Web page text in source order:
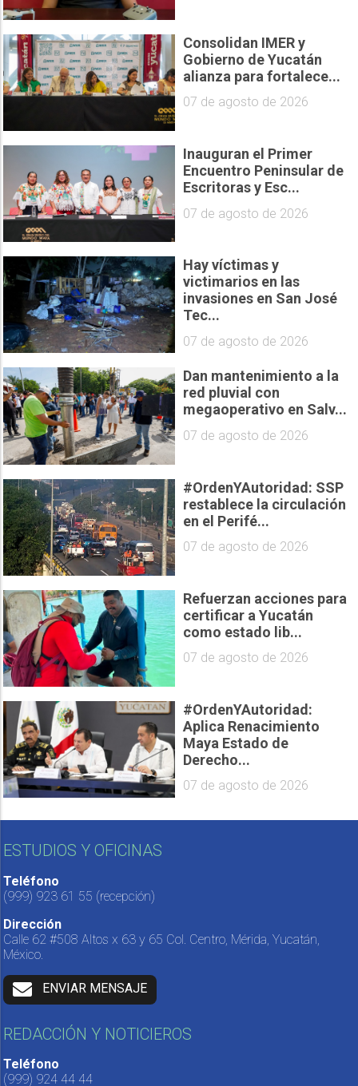
Consolidan IMER y
Gobierno de Yucatán
alianza para fortalece...
07 de agosto de 2026
Inauguran el Primer
Encuentro Peninsular de
Escritoras y Esc...
07 de agosto de 2026
Hay víctimas y
victimarios en las
invasiones en San José
Tec...
07 de agosto de 2026
Dan mantenimiento a la
red pluvial con
megaoperativo en Salv...
07 de agosto de 2026
#OrdenYAutoridad: SSP
restablece la circulación
en el Perifé...
07 de agosto de 2026
Refuerzan acciones para
certificar a Yucatán
como estado lib...
07 de agosto de 2026
#OrdenYAutoridad:
Aplica Renacimiento
Maya Estado de
Derecho...
07 de agosto de 2026
ESTUDIOS Y OFICINAS
Teléfono
(999) 923 61 55 (recepción)
Dirección
Calle 62 #508 Altos x 63 y 65 Col. Centro, Mérida, Yucatán,
México.
ENVIAR MENSAJE
REDACCIÓN Y NOTICIEROS
Teléfono
(999) 924 44 44